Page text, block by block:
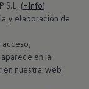
S.L. (+Info)
y elaboración de
en la
en nuestra web